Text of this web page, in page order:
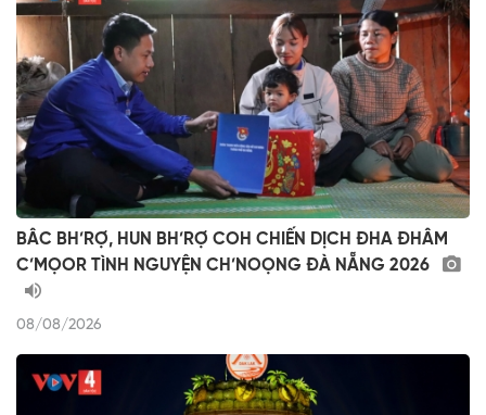
BÂC BH’RỢ, HUN BH’RỢ COH CHIẾN DỊCH ĐHA ĐHÂM
C’MỌOR TÌNH NGUYỆN CH’NOỌNG ĐÀ NẴNG 2026
08/08/2026